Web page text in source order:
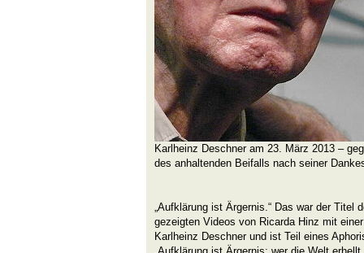
Karlheinz Deschner am 23. März 2013 –
des anhaltenden Beifalls nach seiner
„Aufklärung ist Ärgernis.“ Das war der Titel
gezeigten Videos von Ricarda Hinz mit
Karlheinz Deschner und ist Teil eines